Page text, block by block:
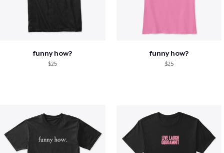
funny how?
$25
funny how?
$25